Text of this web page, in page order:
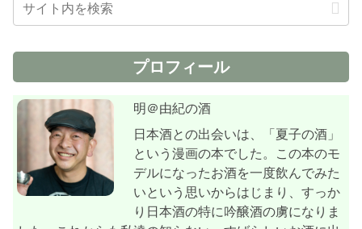
プロフィール
明＠由紀の酒
日本酒との出会いは、「夏子の酒」
という漫画の本でした。この本のモ
デルになったお酒を一度飲んでみた
いという思いからはじまり、すっか
り日本酒の特に吟醸酒の虜になりま